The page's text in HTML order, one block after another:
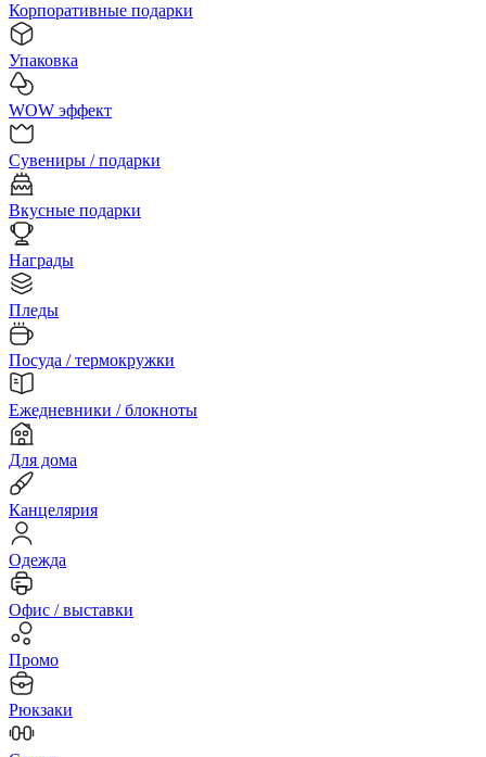
Корпоративные подарки
Упаковка
WOW эффект
Сувениры / подарки
Вкусные подарки
Награды
Пледы
Посуда / термокружки
Ежедневники / блокноты
Для дома
Канцелярия
Одежда
Офис / выставки
Промо
Рюкзаки